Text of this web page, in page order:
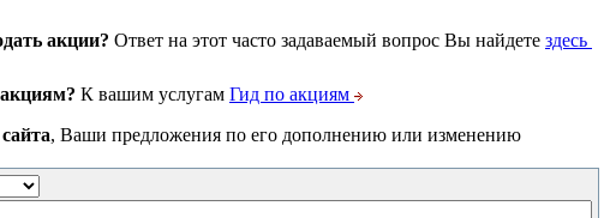
акции? Ответ на этот часто задаваемый вопрос Вы найдете здесь
К вашим услугам Гид по акциям
, Ваши предложения по его дополнению или изменению